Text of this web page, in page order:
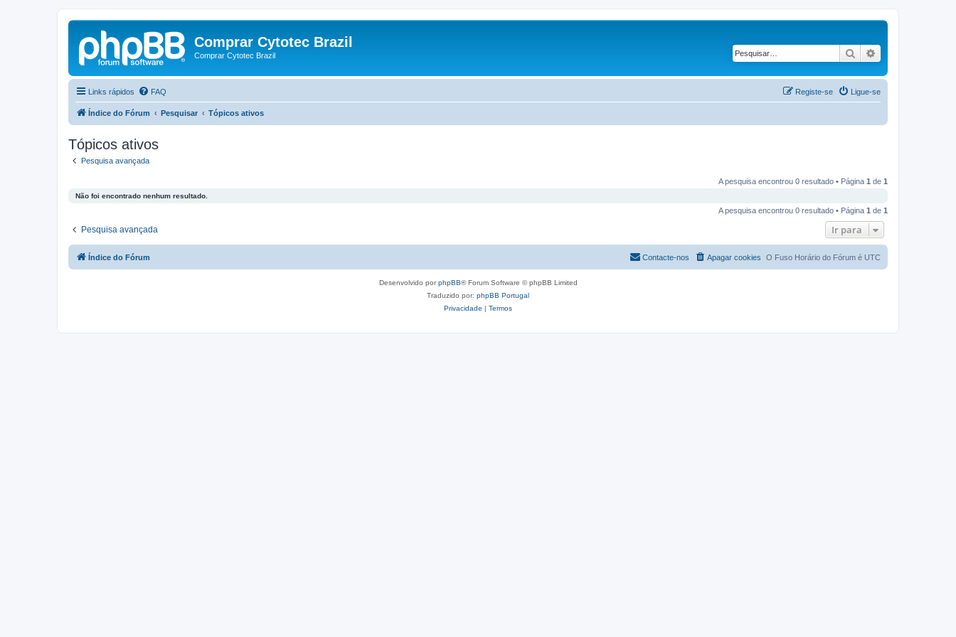
Comprar Cytotec Brazil
Comprar Cytotec Brazil Pesquisar
Links rápidos FAQ Ligue-se
Registe-se
Índice do Fórum Pesquisar Tópicos ativos
Tópicos ativos
Pesquisa avançada
A pesquisa encontrou 0 resultado • Página 1 de 1
Não foi encontrado nenhum resultado.
A pesquisa encontrou 0 resultado • Página 1 de 1
Pesquisa avançada Ir para
Índice do Fórum O Fuso Horário do Fórum é UTC
Apagar cookies
Contacte-nos
Desenvolvido porphpBB® Forum Software © phpBB Limited
Traduzido por: phpBB Portugal
Privacidade | Termos